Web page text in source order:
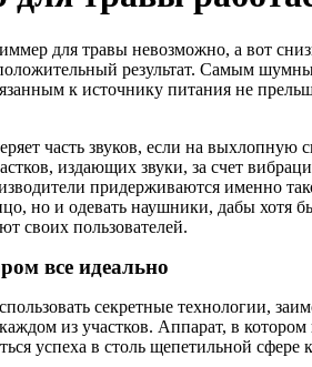
для травы невозможно, а вот
результат. Самым
к источнику питания не
часть звуков, если на
издающих звуки, за счет
придерживаются именно
но и одевать наушники, дабы хотя
своих пользователей.
все идеально
секретные технологии,
из участков. Аппарат, в
успеха в столь щепетильной